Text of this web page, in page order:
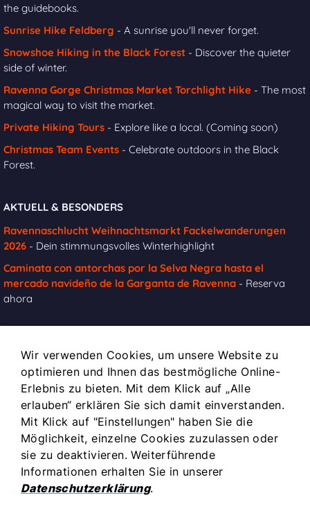
the guidebooks.
Sunrise Hike Feldberg - A sunrise you'll never forget.
Snowshoe Hiking in the Black Forest - Discover the quieter
side of winter.
Ravenna Gorge Christmas Market Torchlight Hike - The most
magical way to visit the market.
Private Hiking Tours - Explore like a local. (Coming soon)
Christmas Team Events - Celebrate outdoors in the Black
Forest.
AKTUELL & BESONDERS
Ravennaschlucht Weihnachtsmarkt Fackelwanderungen
2026 - Dein stimmungsvolles Winterhighlight
Caminata con antorchas por la Selva Negra hasta el
mercado navideño de la Garganta de Ravenna - Reserva
ahora
INFOS
Impressum
Kontakt
Datenschutz
Allgemeine Geschäftsbedingungen
Häufige Fragen zu Buchung, Stornierung und Teilnahme /
FAQ
Wir verwenden Cookies, um unsere Website zu
optimieren und Ihnen das bestmögliche Online-
Erlebnis zu bieten. Mit dem Klick auf „Alle
erlauben“ erklären Sie sich damit einverstanden.
Mit Klick auf "Einstellungen" haben Sie die
Möglichkeit, einzelne Cookies zuzulassen oder
sie zu deaktivieren. Weiterführende
Informationen erhalten Sie in unserer
Datenschutzerklärung.